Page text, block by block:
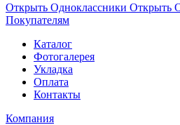
Открыть Одноклассники Открыть
Покупателям
Каталог
Фотогалерея
Укладка
Оплата
Контакты
Компания